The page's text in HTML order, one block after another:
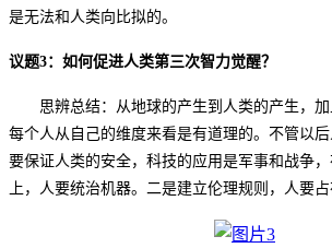
是无法和人类向比拟的。
议题3：如何促进人类第三次智力觉醒？
思辨总结：从地球的产生到人类的产生，加
每个人从自己的维度来看是有道理的。不管以
要保证人类的安全，科技的应用是军事和战争
上，人要统治机器。二是建立伦理规则，人要占